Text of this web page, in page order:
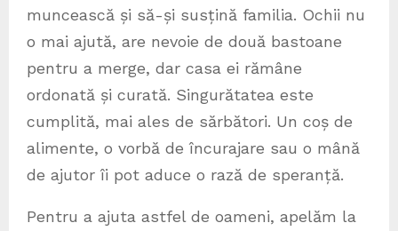
muncească și să-și susțină familia. Ochii nu
o mai ajută, are nevoie de două bastoane
pentru a merge, dar casa ei rămâne
ordonată și curată. Singurătatea este
cumplită, mai ales de sărbători. Un coș de
alimente, o vorbă de încurajare sau o mână
de ajutor îi pot aduce o rază de speranță.
Pentru a ajuta astfel de oameni, apelăm la